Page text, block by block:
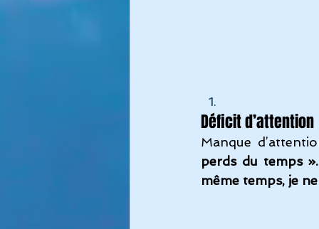
Déficit d’attention
Manque
perds du temps
même temps, je ne